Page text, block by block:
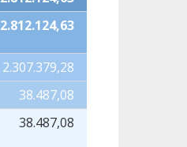
2.812.124,63
2.307.379,28
38.487,08
38.487,08